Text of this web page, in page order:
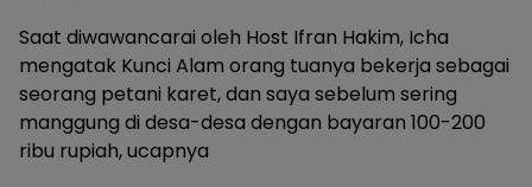
Saat diwawancarai oleh Host Ifran Hakim, Icha
mengatak Kunci Alam orang tuanya bekerja sebagai
seorang petani karet, dan saya sebelum sering
manggung di desa-desa dengan bayaran 100-200
ribu rupiah, ucapnya